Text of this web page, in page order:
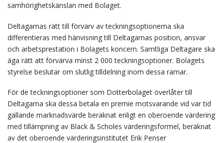
samhörighetskänslan med Bolaget.
Deltagarnas rätt till förvärv av teckningsoptionerna ska
differentieras med hänvisning till Deltagarnas position, ansvar
och arbetsprestation i Bolagets koncern. Samtliga Deltagare ska
äga rätt att förvärva minst 2 000 teckningsoptioner. Bolagets
styrelse beslutar om slutlig tilldelning inom dessa ramar.
För de teckningsoptioner som Dotterbolaget överlåter till
Deltagarna ska dessa betala en premie motsvarande vid var tid
gällande marknadsvärde beräknat enligt en oberoende värdering
med tillämpning av Black & Scholes värderingsformel, beräknat
av det oberoende värderingsinstitutet Erik Penser